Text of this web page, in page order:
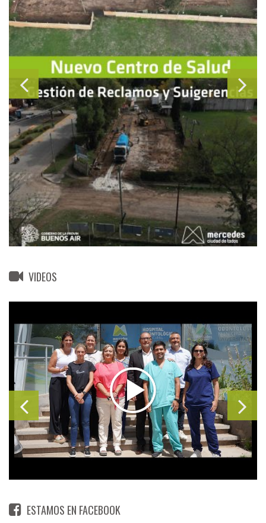
VIDEOS
ESTAMOS EN FACEBOOK